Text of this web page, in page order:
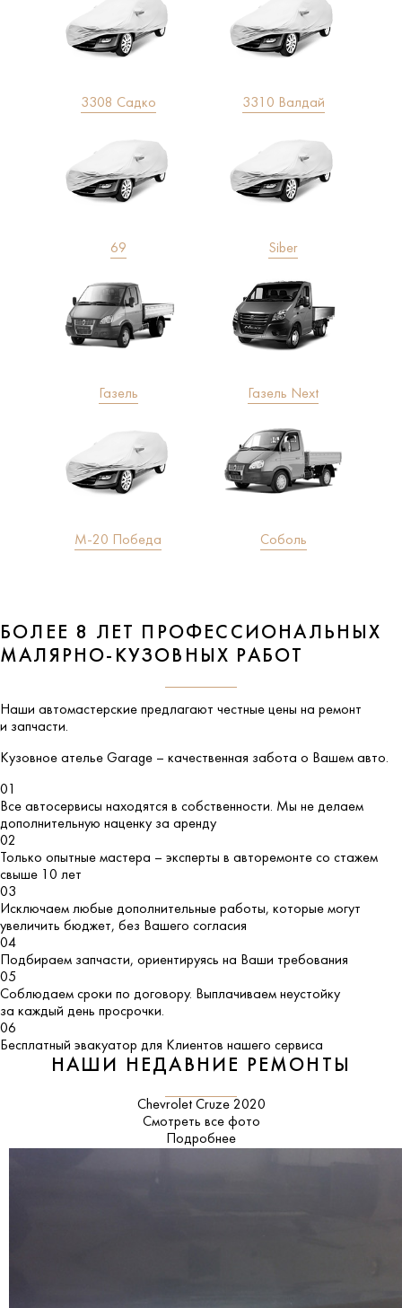
3308 Садко 3310 Валдай
69 Siber
Газель Газель Next
М-20 Победа Соболь
БОЛЕЕ 8 ЛЕТ ПРОФЕССИОНАЛЬНЫХ
МАЛЯРНО-КУЗОВНЫХ РАБОТ
Наши автомастерские предлагают честные цены на ремонт
и запчасти.
Кузовное ателье Garage – качественная забота о Вашем авто.
01
Все автосервисы находятся в собственности. Мы не делаем
дополнительную наценку за аренду
02
Только опытные мастера – эксперты в авторемонте со стажем
свыше 10 лет
03
Исключаем любые дополнительные работы, которые могут
увеличить бюджет, без Вашего согласия
04
Подбираем запчасти, ориентируясь на Ваши требования
05
Соблюдаем сроки по договору. Выплачиваем неустойку
за каждый день просрочки.
06
Бесплатный эвакуатор для Клиентов нашего сервиса
НАШИ НЕДАВНИЕ РЕМОНТЫ
Chevrolet Cruze 2020
Смотреть все фото
Подробнее